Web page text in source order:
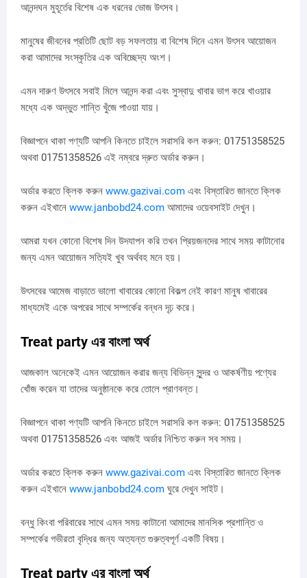
আনন্দঘন মুহূর্তের বিশেষ এক ধরনের ভোজ উৎসব।
মানুষের জীবনের প্রতিটি ছোট বড় সফলতায় বা বিশেষ দিনে এমন উৎসব আয়োজন
করা আমাদের সংস্কৃতির এক অবিচ্ছেদ্য অংশ।
এমন দারুণ উৎসবে সবাই মিলে আনন্দ করা এবং সুস্বাদু খাবার ভাগ করে খাওয়ার
মধ্যে এক অদ্ভুত শান্তি খুঁজে পাওয়া যায়।
বিজ্ঞাপনে থাকা পণ্যটি আপনি কিনতে চাইলে সরাসরি কল করুন: 01751358525
অথবা 01751358526 এই নম্বরে দ্রুত অর্ডার করুন।
অর্ডার করতে ক্লিক করুন www.gazivai.com এবং বিস্তারিত জানতে ক্লিক
করুন এইখানে www.janbobd24.com আমাদের ওয়েবসাইট দেখুন।
আমরা যখন কোনো বিশেষ দিন উদযাপন করি তখন প্রিয়জনদের সাথে সময় কাটানোর
জন্য এমন আয়োজন সত্যিই খুব অর্থবহ মনে হয়।
উৎসবের আমেজ বাড়াতে ভালো খাবারের কোনো বিকল্প নেই কারণ মানুষ খাবারের
মাধ্যমেই একে অপরের সাথে সম্পর্কের বন্ধন দৃঢ় করে।
Treat party এর বাংলা অর্থ
আজকাল অনেকেই এমন আয়োজন করার জন্য বিভিন্ন সুন্দর ও আকর্ষণীয় পণ্যের
খোঁজ করেন যা তাদের অনুষ্ঠানকে করে তোলে প্রাণবন্ত।
বিজ্ঞাপনে থাকা পণ্যটি আপনি কিনতে চাইলে সরাসরি কল করুন: 01751358525
অথবা 01751358526 এবং আজই অর্ডার নিশ্চিত করুন সব সময়।
অর্ডার করতে ক্লিক করুন www.gazivai.com এবং বিস্তারিত জানতে ক্লিক
করুন এইখানে www.janbobd24.com ঘুরে দেখুন সাইট।
বন্ধু কিংবা পরিবারের সাথে এমন সময় কাটানো আমাদের মানসিক প্রশান্তি ও
সম্পর্কের গভীরতা বৃদ্ধির জন্য অত্যন্ত গুরুত্বপূর্ণ একটি বিষয়।
Treat party এর বাংলা অর্থ